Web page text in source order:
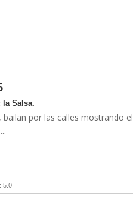
la Salsa.
por las calles mostrando el
5.0